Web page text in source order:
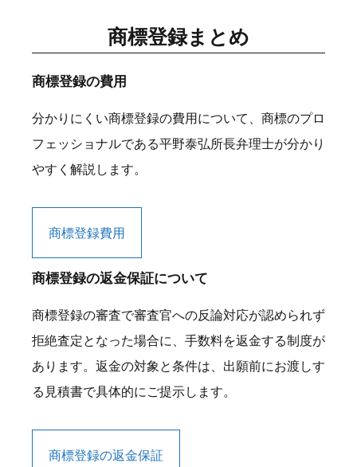
商標登録まとめ
商標登録の費用
分かりにくい商標登録の費用について、商標のプロ
フェッショナルである平野泰弘所長弁理士が分かり
やすく解説します。
商標登録費用
商標登録の返金保証について
商標登録の審査で審査官への反論対応が認められず
拒絶査定となった場合に、手数料を返金する制度が
あります。返金の対象と条件は、出願前にお渡しす
る見積書で具体的にご提示します。
商標登録の返金保証